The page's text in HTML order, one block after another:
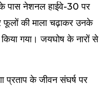
पास नेशनल हाईवे-30 पर
फूलों की माला चढ़ाकर उनके
गया। जयघोष के नारों से
प्रताप के जीवन संघर्ष पर